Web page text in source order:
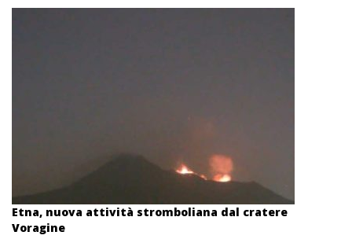
Etna, nuova attività stromboliana dal cratere
Voragine